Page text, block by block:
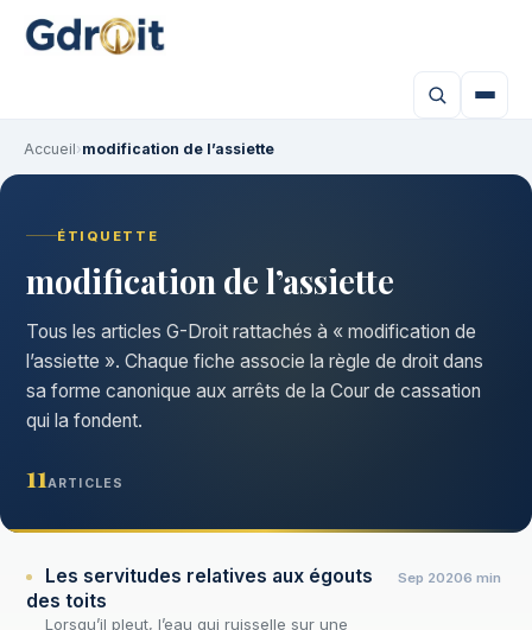
Accueil›modification de l’assiette
ÉTIQUETTE
modification de l’assiette
Tous les articles G-Droit rattachés à « modification de
l’assiette ». Chaque fiche associe la règle de droit dans
sa forme canonique aux arrêts de la Cour de cassation
qui la fondent.
11 ARTICLES
Les servitudes relatives aux égouts
des toits
Lorsqu’il pleut, l’eau qui ruisselle sur une
Sep 20206 min